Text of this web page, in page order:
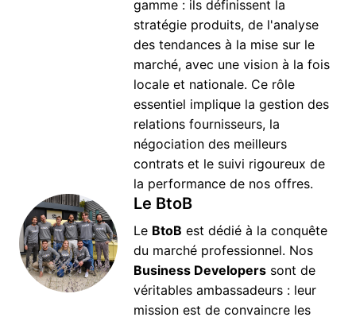
gamme : ils définissent la
stratégie produits, de l'analyse
des tendances à la mise sur le
marché, avec une vision à la fois
locale et nationale. Ce rôle
essentiel implique la gestion des
relations fournisseurs, la
négociation des meilleurs
contrats et le suivi rigoureux de
la performance de nos offres.
Le BtoB
Le BtoB est dédié à la conquête
Business Developers sont de
véritables ambassadeurs : leur
mission est de convaincre les